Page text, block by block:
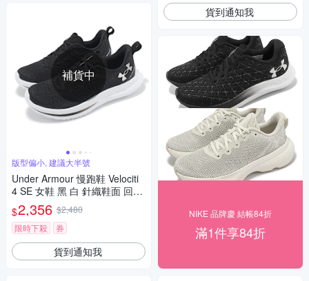
補貨中
版型偏小, 建議大半號
Under Armour 慢跑鞋 Velociti
4 SE 女鞋 黑 白 針織鞋面 回彈
運動鞋 UA 3027586001
$2,356 $2,480
限時下殺
券
貨到通知我
貨到通知我
NIKE 品牌慶 結帳84折
滿1件享84折